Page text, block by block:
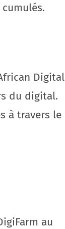
Digital
du digital.
à travers le
au